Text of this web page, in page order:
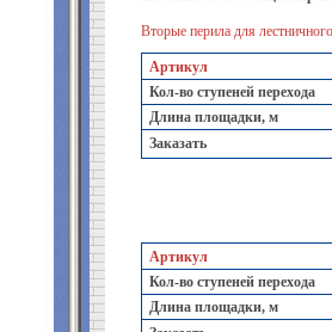
Вторые перила для
Артикул
Кол-во ступеней перехода
Длина площадки, м
Заказать
Артикул
Кол-во ступеней перехода
Длина площадки, м